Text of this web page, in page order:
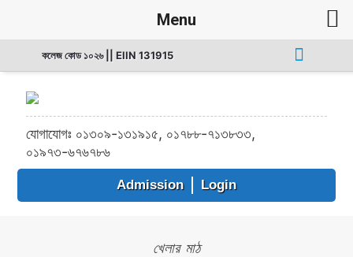
কলেজ কোড ১০২৬ || EIIN 131915
যোগাযোগঃ ০১৩০৯-১৩১৯১৫, ০১৭৮৮-৭১৩৮৩৩,
০১৯৭৩-৬৭৬৭৮৬
Admission Login
খেলার মাঠ
Menu